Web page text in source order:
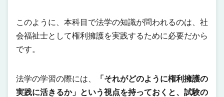
このように、本科目で法学の知識が問われるのは、社
会福祉士として権利擁護を実践するために必要だから
です。
法学の学習の際には、
「それがどのように権利擁護の
実践に活きるか」という視点を持っておくと、試験の